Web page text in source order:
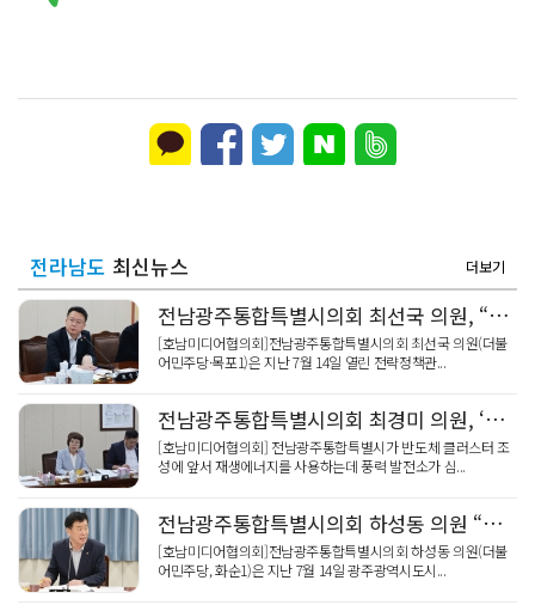
전라남도 최신뉴스 더보기
전남광주통합특별시의회 최선국 의원, “전남·광주 균형성장, 균형발전 기본조례로 제도화해야”
[호남미디어협의회]전남광주통합특별시의회 최선국 의원(더불
어민주당·목포1)은 지난 7월 14일 열린 전략정책관...
전남광주통합특별시의회 최경미 의원, ‘전기 생산, 국방 저하 대비해야’
[호남미디어협의회] 전남광주통합특별시가 반도체 클러스터 조
성에 앞서 재생에너지를 사용하는데 풍력 발전소가 심...
전남광주통합특별시의회 하성동 의원 “영락공원 화장료·예약 차별, 통합과 함께 해소해야”
[호남미디어협의회]전남광주통합특별시의회 하성동 의원(더불
어민주당, 화순1)은 지난 7월 14일 광주광역시도시...